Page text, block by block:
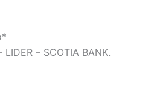
– SCOTIA BANK.